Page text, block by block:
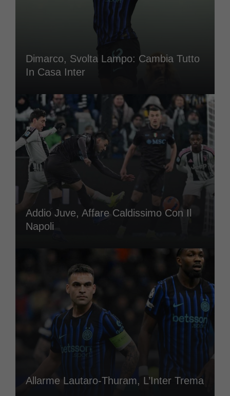
Dimarco, Svolta Lampo: Cambia Tutto
In Casa Inter
Addio Juve, Affare Caldissimo Con Il
Napoli
Allarme Lautaro-Thuram, L’Inter Trema